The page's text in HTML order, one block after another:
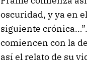
oscuridad, y ya en
siguiente
comiencen con la
así el relato de su